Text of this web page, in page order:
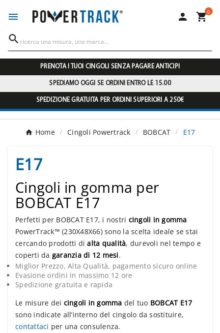
  0

PRENOTA I TUOI CINGOLI SENZA PAGARE ANTICIPI
SPEDIAMO OGGI SE ORDINI ENTRO LE 15.00
SPEDIZIONE GRATUITA PER ORDINI SUPERIORI A 250€
Home Cingoli Powertrack BOBCAT E17
E17
Cingoli in gomma per
BOBCAT E17
Perfetti per BOBCAT E17, i nostri cingoli in gomma
PowerTrack™ (230X48X66) sono la scelta ideale se stai
cercando prodotti dialta qualità, durevoli nel tempo e
coperti da garanzia di 12 mesi.
Miglior Prezzo, Alta Qualità, pagamento sicuro online
Evasione ordini in massimo 12 ore
Spedizione gratuita e rapida
Le misure dei cingoli in gomma del tuo BOBCAT E17
sono indicate all’interno del cingolo da sostituire,
contattaci per una consulenza.